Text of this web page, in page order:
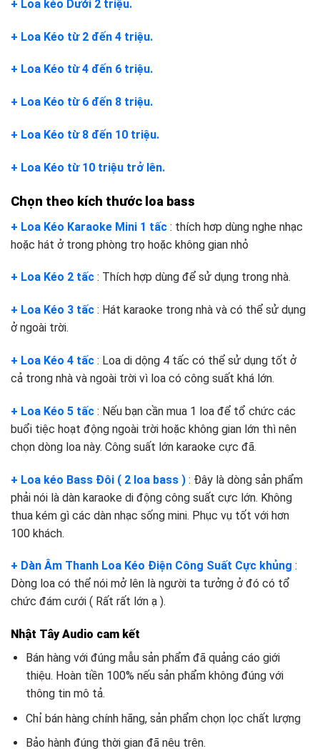
+ Loa kéo Dưới 2 triệu.
+ Loa Kéo từ 2 đến 4 triệu.
+ Loa Kéo từ 4 đến 6 triệu.
+ Loa Kéo từ 6 đến 8 triệu.
+ Loa Kéo từ 8 đến 10 triệu.
+ Loa Kéo từ 10 triệu trở lên.
Chọn theo kích thước loa bass
+ Loa Kéo Karaoke Mini 1 tấc : thích hơp dùng nghe nhạc
hoặc hát ở trong phòng trọ hoặc không gian nhỏ
+ Loa Kéo 2 tấc : Thích hợp dùng để sử dụng trong nhà.
+ Loa Kéo 3 tấc : Hát karaoke trong nhà và có thể sử dụng
ở ngoài trời.
+ Loa Kéo 4 tấc : Loa di dộng 4 tấc có thể sử dụng tốt ở
cả trong nhà và ngoài trời vì loa có công suất khá lớn.
+ Loa Kéo 5 tấc : Nếu bạn cần mua 1 loa để tổ chức các
buổi tiệc hoạt động ngoài trời hoặc không gian lớn thì nên
chọn dòng loa này. Công suất lớn karaoke cực đã.
+ Loa kéo Bass Đôi ( 2 loa bass ) : Đây là dòng sản phẩm
phải nói là dàn karaoke di động công suất cực lớn. Không
thua kém gì các dàn nhạc sống mini. Phục vụ tốt với hơn
100 khách.
+ Dàn Âm Thanh Loa Kéo Điện Công Suất Cực khủng :
Dòng loa có thể nói mở lên là người ta tưởng ở đó có tổ
chức đám cưới ( Rất rất lớn ạ ).
Nhật Tây Audio cam kết
Bán hàng với đúng mẫu sản phẩm đã quảng cáo giới
thiệu. Hoàn tiền 100% nếu sản phẩm không đúng với
thông tin mô tả.
Chỉ bán hàng chính hãng, sản phẩm chọn lọc chất lượng
Bảo hành đúng thời gian đã nêu trên.